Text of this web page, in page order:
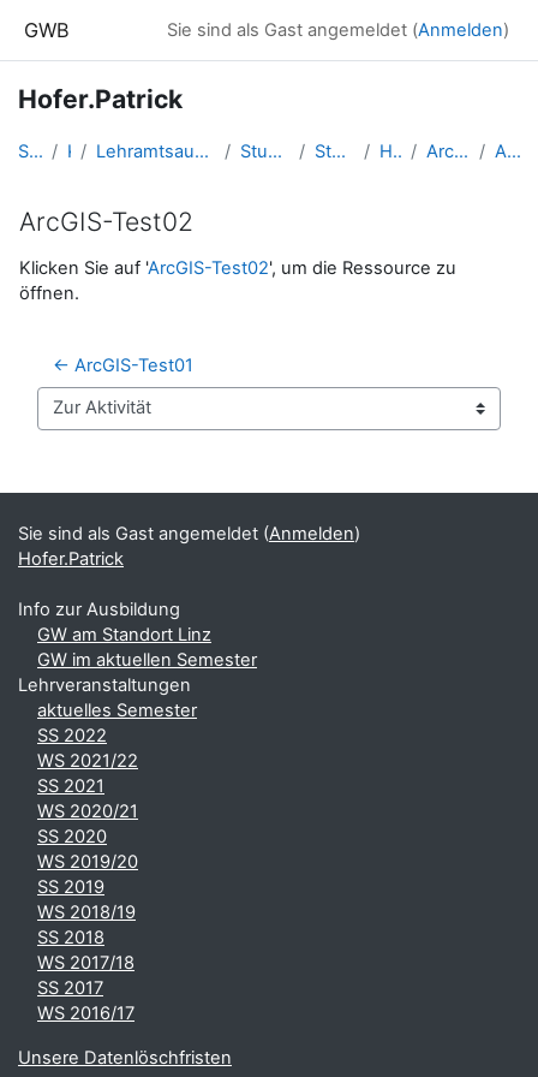
GWB Sie sind als Gast angemeldet (Anmelden)
Hofer.Patrick
Startseite Kurse Lehramtsausbildung GW im Cluster Österreich Mitte Studentische Lernkurse Studienbeginn 2016 Hofer.Patrick ArcGIS Übungsphase ArcGIS-Test02
ArcGIS-Test02
Abschlussbedingungen
Klicken Sie auf 'ArcGIS-Test02', um die Ressource zu
öffnen.
← ArcGIS-Test01
Zur Aktivität
Ergänzungsblöcke
Sie sind als Gast angemeldet (Anmelden)
Hofer.Patrick
Info zur Ausbildung
GW am Standort Linz
GW im aktuellen Semester
Lehrveranstaltungen
aktuelles Semester
SS 2022
WS 2021/22
SS 2021
WS 2020/21
SS 2020
WS 2019/20
SS 2019
WS 2018/19
SS 2018
WS 2017/18
SS 2017
WS 2016/17
Unsere Datenlöschfristen